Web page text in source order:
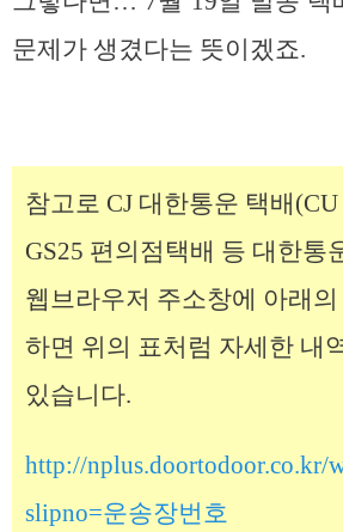
문제가 생겼다는 뜻이겠죠.
참고로 CJ 대한통운 택배
GS25 편의점택배 등 대한통
웹브라우저 주소창에 아래
하면 위의 표처럼 자세한 내
있습니다.
http://nplus.doortodoor.co.kr/
slipno=운송장번호